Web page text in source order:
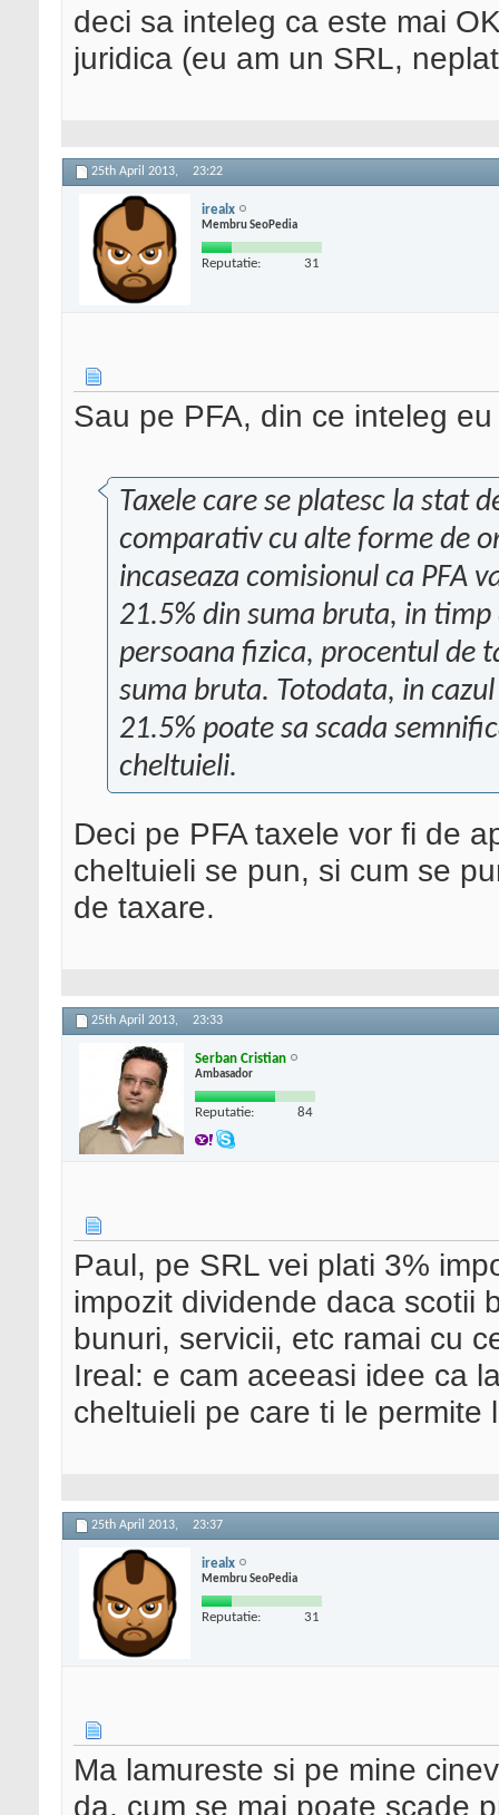
deci sa inteleg ca este mai
juridica (eu am un SRL,
25th April 2013, 23:22
irealx
Membru SeoPedia
Reputatie: 31
Sau pe PFA, din ce inteleg
Taxele care se platesc la stat
comparativ cu alte forme de
incaseaza comisionul ca PFA
21.5% din suma bruta, in timp
persoana fizica, procentul de
suma bruta. Totodata, in
21.5% poate sa scada
cheltuieli.
Deci pe PFA taxele vor fi de
cheltuieli se pun, si cum se
de taxare.
25th April 2013, 23:33
Serban Cristian
Ambasador
Reputatie: 84
Paul, pe SRL vei plati 3%
impozit dividende daca scotii
bunuri, servicii, etc ramai cu
Ireal: e cam aceeasi idee ca
cheltuieli pe care ti le permite
25th April 2013, 23:37
irealx
Membru SeoPedia
Reputatie: 31
Ma lamureste si pe mine
da, cum se mai poate scade